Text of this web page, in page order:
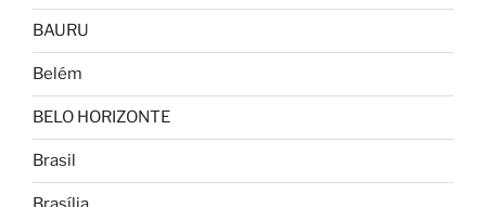
BAURU
Belém
BELO HORIZONTE
Brasil